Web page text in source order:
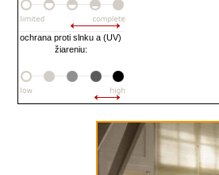
ochrana proti slnku a (UV)
žiareniu: